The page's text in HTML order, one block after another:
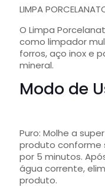
LIMPA
O Limpa
como limpador
forros, aço inox e
mineral.
Modo de
Puro: Molhe a
produto conforme
por 5 minutos.
água corrente,
produto.